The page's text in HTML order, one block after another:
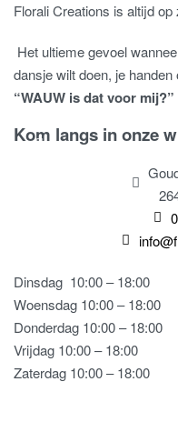
Florali Creations is altijd
Het ultieme gevoel
dansje wilt doen, je
“WAUW is dat voor mij?”
Kom langs in onze
Dinsdag 10:00 – 18:00
Woensdag 10:00 – 18:00
Donderdag 10:00 – 18:00
Vrijdag 10:00 – 18:00
Zaterdag 10:00 – 18:00